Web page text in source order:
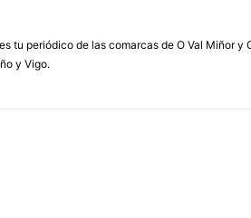
tu periódico de las comarcas de O Val Miñor y
y Vigo.